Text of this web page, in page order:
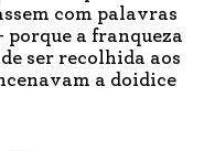
com palavras
porque a franqueza
ser recolhida aos
a doidice